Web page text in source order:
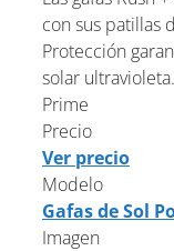
con sus patillas
Protección
solar ultravioleta.
Prime
Precio
Ver precio
Modelo
Gafas de Sol
Imagen